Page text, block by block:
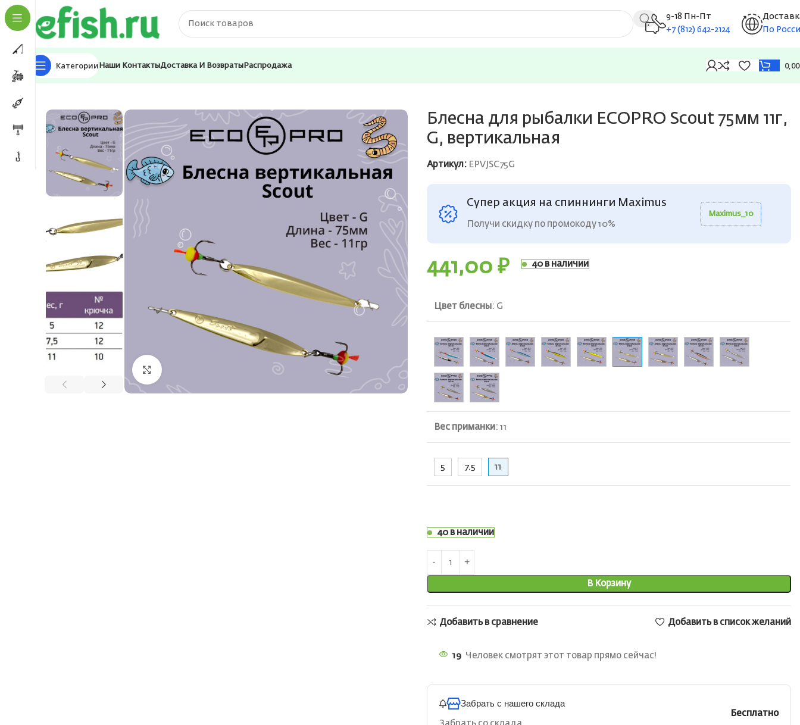
9-18 Пн-Пт
+7 (812) 642-2124
По
Категории Наши КонтактыДоставка И Возвраты Распродажа
Главная Приманки
Блесна для рыбалки ECOPRO Scout 75мм 11г,
G, вертикальная
Артикул: EPVJSC75G
Супер акция на спиннинги Maximus
Получи скидку по промокоду 10%
Maximus_10
441,00 ₽ 40 в наличии
Цвет блесны: G
Вес приманки: 11
5 7.5 11
40 в наличии
В Корзину
Добавить в сравнение Добавить в список желаний
19 Человек смотрят этот товар прямо сейчас!
Забрать с нашего склада
Бесплатно